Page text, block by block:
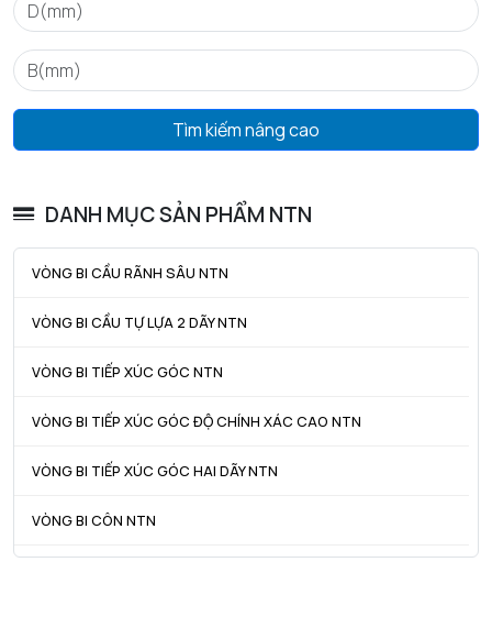
Tìm kiếm nâng cao
DANH MỤC SẢN PHẨM NTN
VÒNG BI CẦU RÃNH SÂU NTN
VÒNG BI CẦU TỰ LỰA 2 DÃY NTN
VÒNG BI TIẾP XÚC GÓC NTN
VÒNG BI TIẾP XÚC GÓC ĐỘ CHÍNH XÁC CAO NTN
VÒNG BI TIẾP XÚC GÓC HAI DÃY NTN
VÒNG BI CÔN NTN
Da max - Đường kính vai tối đa OR 30 mm
ra max - Bán kính góc lượn tối đa trục & vỏ